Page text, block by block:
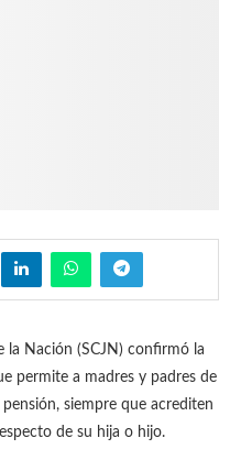
la Nación (SCJN) confirmó la
permite a madres y padres de
siempre que acrediten
de su hija o hijo.